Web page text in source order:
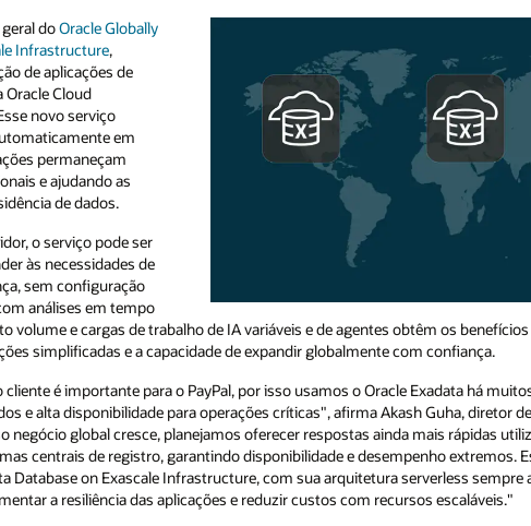
doOracle Globally
Infrastructure,
de aplicações de
Cloud
novo serviço
em
permaneçam
e ajudando as
de dados.
o serviço pode ser
às necessidades de
sem configuração
análises em tempo
volume e cargas de trabalho de IA variáveis e de agentes obtêm os
simplificadas e a capacidade de expandir globalmente com confiança.
é importante para o PayPal, por isso usamos o Oracle Exadata há
e alta disponibilidade para operações críticas", afirma Akash Guha, diretor
negócio global cresce, planejamos oferecer respostas ainda mais rápidas
centrais de registro, garantindo disponibilidade e desempenho extremos.
Database on Exascale Infrastructure, com sua arquitetura serverless sempre
a resiliência das aplicações e reduzir custos com recursos escaláveis."